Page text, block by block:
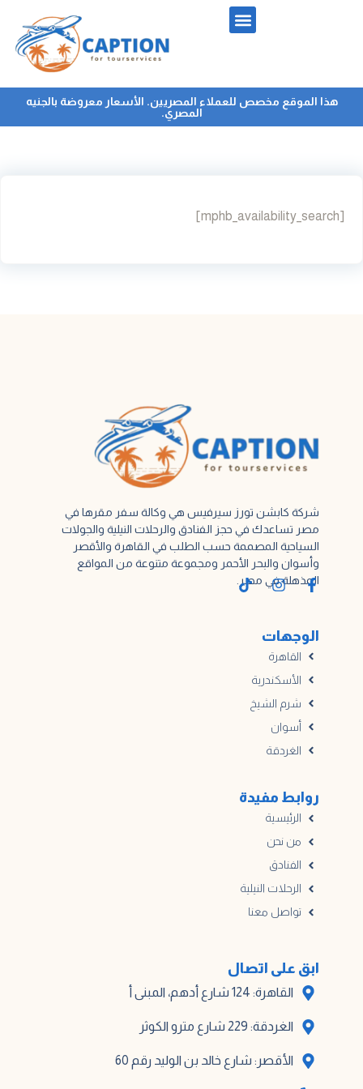
هذا الموقع مخصص للعملاء المصريين. الأسعار معروضة بالجنيه
المصري.
[mphb_availability_search]
شركة كابشن تورز سيرفيس هي وكالة سفر مقرها في
مصر تساعدك في حجز الفنادق والرحلات النيلية والجولات
السياحية المصممة حسب الطلب في القاهرة والأقصر
وأسوان والبحر الأحمر ومجموعة متنوعة من المواقع
المذهلة في مصر.
روابط مفيدة
الرئيسية
من نحن
الفنادق
الرحلات النيلية
تواصل معنا
الوجهات
القاهرة
الأسكندرية
شرم الشيخ
أسوان
الغردقة
ابق على اتصال
القاهرة: 124 شارع أدهم، المبنى أ
الغردقة: 229 شارع مترو الكوثر
الأقصر: شارع خالد بن الوليد رقم 60